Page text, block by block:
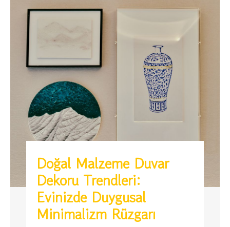
Doğal Malzeme Duvar
Dekoru Trendleri:
Evinizde Duygusal
Minimalizm Rüzgarı